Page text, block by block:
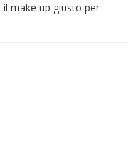
il make up giusto per